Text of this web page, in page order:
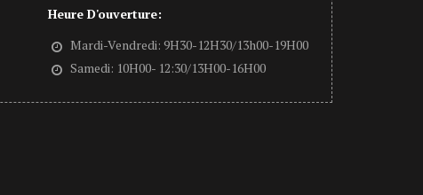
Heure D'ouverture:
Mardi-Vendredi: 9H30-12H30/13h00-19H00
Samedi: 10H00- 12:30/13H00-16H00